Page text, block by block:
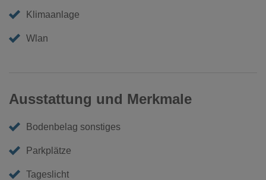
Klimaanlage
Wlan
Ausstattung und Merkmale
Bodenbelag sonstiges
Parkplätze
Tageslicht